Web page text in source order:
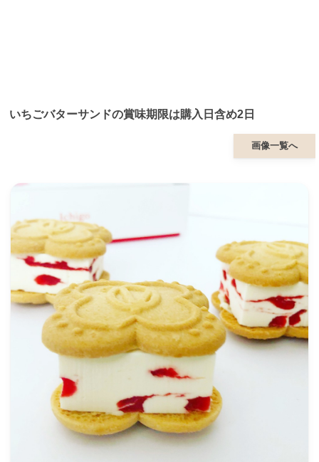
いちごバターサンドの賞味期限は購入日含め2日
画像一覧へ